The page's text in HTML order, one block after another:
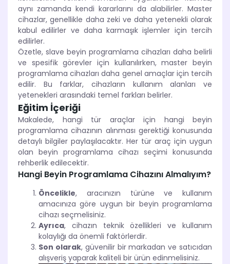
aynı zamanda kendi kararlarını da alabilirler. Master
cihazlar, genellikle daha zeki ve daha yetenekli olarak
kabul edilirler ve daha karmaşık işlemler için tercih
edilirler.
Özetle, slave beyin programlama cihazları daha belirli
ve spesifik görevler için kullanılırken, master beyin
programlama cihazları daha genel amaçlar için tercih
edilir. Bu farklar, cihazların kullanım alanları ve
yetenekleri arasındaki temel farkları belirler.
Eğitim İçeriği
Makalede, hangi tür araçlar için hangi beyin
programlama cihazının alınması gerektiği konusunda
detaylı bilgiler paylaşılacaktır. Her tür araç için uygun
olan beyin programlama cihazı seçimi konusunda
rehberlik edilecektir.
Hangi Beyin Programlama Cihazını Almalıyım?
Öncelikle, aracınızın türüne ve kullanım
amacınıza göre uygun bir beyin programlama
cihazı seçmelisiniz.
Ayrıca, cihazın teknik özellikleri ve kullanım
kolaylığı da önemli faktörlerdir.
Son olarak, güvenilir bir markadan ve satıcıdan
alışveriş yaparak kaliteli bir ürün edinmelisiniz.